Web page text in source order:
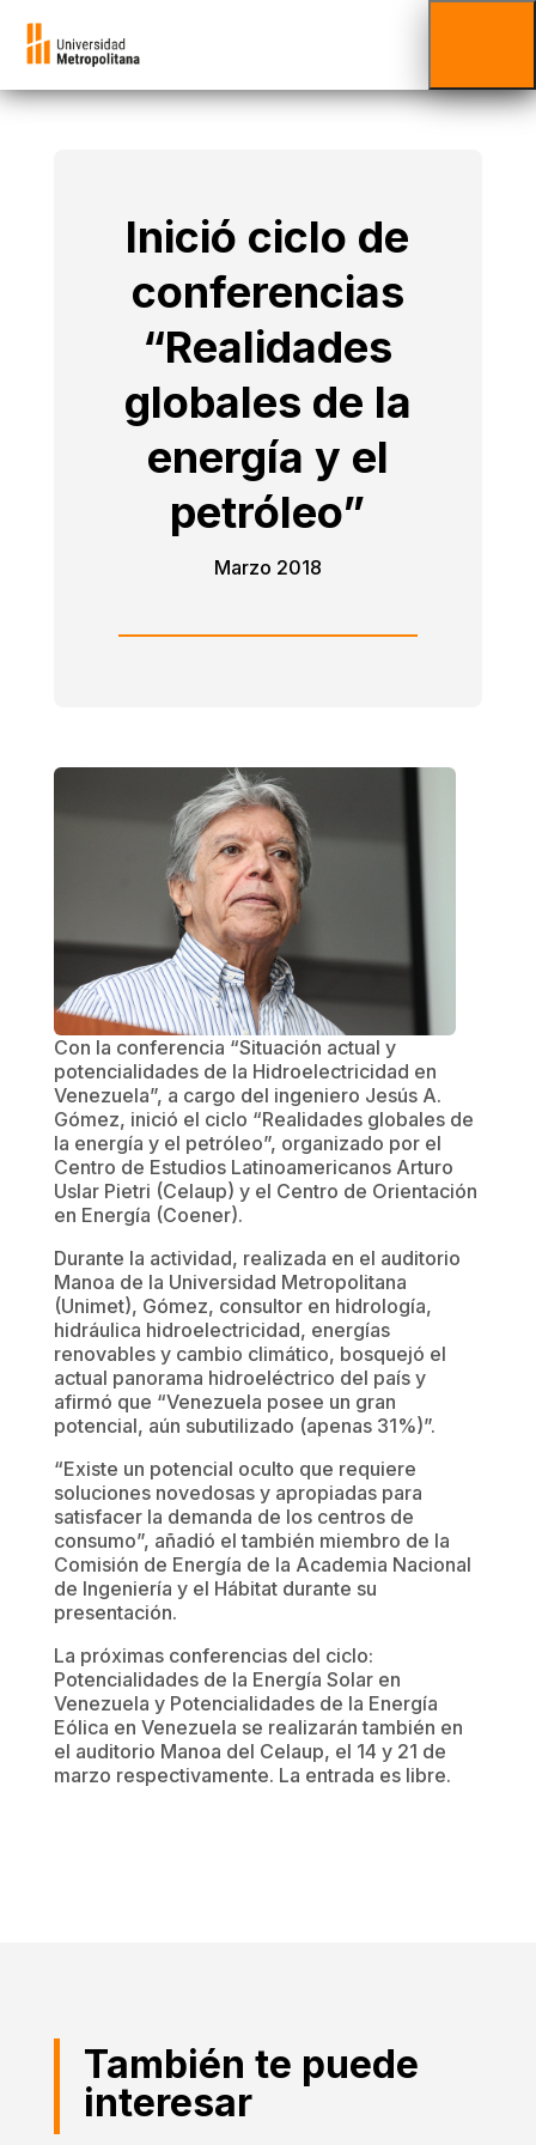
Inició ciclo de
conferencias
“Realidades
globales de la
energía y el
petróleo”
Marzo 2018
Con la conferencia “Situación actual y
potencialidades de la Hidroelectricidad en
Venezuela”, a cargo del ingeniero Jesús A.
Gómez, inició el ciclo “Realidades globales de
la energía y el petróleo”, organizado por el
Centro de Estudios Latinoamericanos Arturo
Uslar Pietri (Celaup) y el Centro de Orientación
en Energía (Coener).
Durante la actividad, realizada en el auditorio
Manoa de la Universidad Metropolitana
(Unimet), Gómez, consultor en hidrología,
hidráulica hidroelectricidad, energías
renovables y cambio climático, bosquejó el
actual panorama hidroeléctrico del país y
afirmó que “Venezuela posee un gran
potencial, aún subutilizado (apenas 31%)”.
“Existe un potencial oculto que requiere
soluciones novedosas y apropiadas para
satisfacer la demanda de los centros de
consumo”, añadió el también miembro de la
Comisión de Energía de la Academia Nacional
de Ingeniería y el Hábitat durante su
presentación.
La próximas conferencias del ciclo:
Potencialidades de la Energía Solar en
Venezuela y Potencialidades de la Energía
Eólica en Venezuela se realizarán también en
el auditorio Manoa del Celaup, el 14 y 21 de
marzo respectivamente. La entrada es libre.
También te puede
interesar